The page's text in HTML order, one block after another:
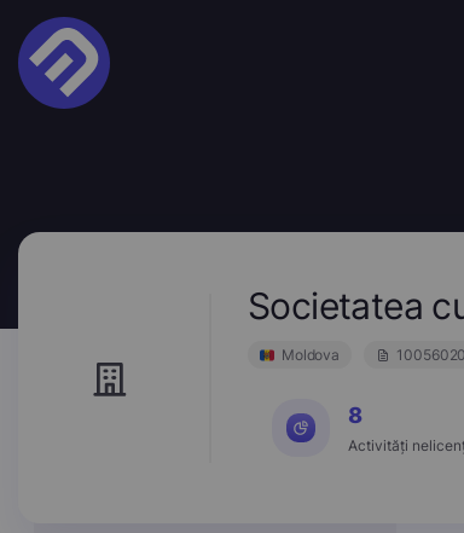
Societatea
Moldova
8
Activități